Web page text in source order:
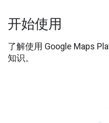
开始使用
了解使用 Google Maps
知识。